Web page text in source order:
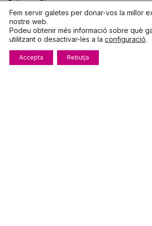
PalamosGirona
Parlem?
Telèfon972.319.533
Fem servir galetes per donar-vos la millor
nostre web.
Podeu obtenir més informació sobre què
utilitzant o desactivar-les a la configuració.
Accepta Rebutja